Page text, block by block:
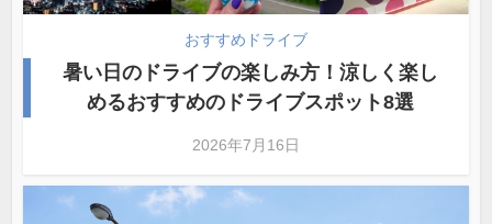
おすすめドライブ
暑い日のドライブの楽しみ方！涼しく楽し
めるおすすめのドライブスポット8選
2026年7月16日